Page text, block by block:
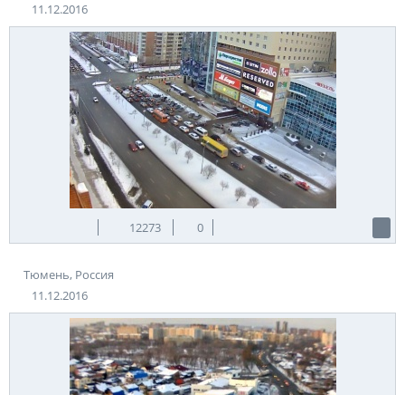
11.12.2016
12273 0
Тюмень, Россия
11.12.2016